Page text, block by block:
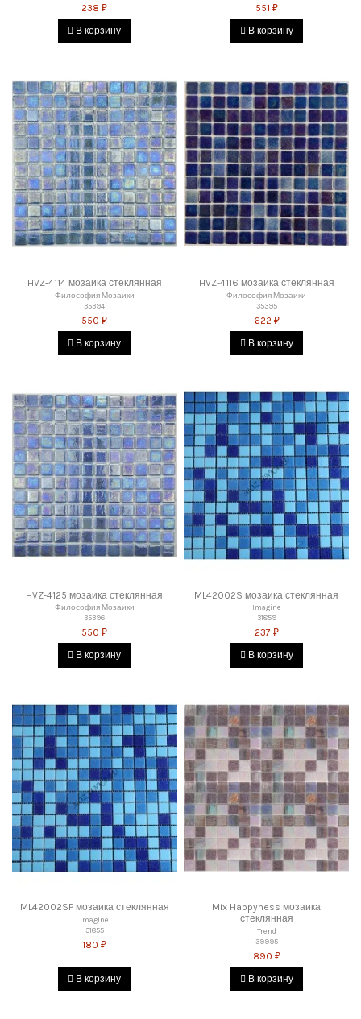
238 ₽
В корзину
551 ₽
В корзину
HVZ-4114 мозаика стеклянная
Философия Мозаики
35394
550 ₽
В корзину
HVZ-4116 мозаика стеклянная
Философия Мозаики
35395
622 ₽
В корзину
HVZ-4125 мозаика стеклянная
Философия Мозаики
35396
550 ₽
В корзину
ML42002S мозаика стеклянная
Imagine
31859
237 ₽
В корзину
ML42002SP мозаика стеклянная
Imagine
31855
180 ₽
В корзину
Mix Happyness мозаика
стеклянная
Trend
39995
890 ₽
В корзину